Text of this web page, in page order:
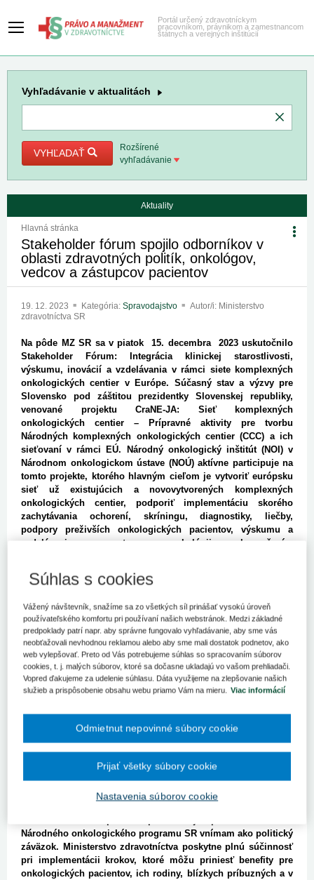
Portál určený zdravotníckym
pracovníkom, právnikom a zamestnancom
štátnych a verejných inštitúcií
Vyhľadávanie v aktualitách
VYHĽADAŤ
Rozšírené
vyhľadávanie
Aktuality
Hlavná stránka
Stakeholder fórum spojilo odborníkov v
oblasti zdravotných politík, onkológov,
vedcov a zástupcov pacientov
19. 12. 2023 Kategória: Spravodajstvo
Autor/i: Ministerstvo
zdravotníctva SR
Na pôde MZ SR sa v piatok 15. decembra 2023 uskutočnilo
Stakeholder Fórum: Integrácia klinickej starostlivosti,
výskumu, inovácií a vzdelávania v rámci siete komplexných
onkologických centier v Európe. Súčasný stav a výzvy pre
Slovensko pod záštitou prezidentky Slovenskej republiky,
venované projektu CraNE-JA: Sieť komplexných
onkologických centier – Prípravné aktivity pre tvorbu
Národných komplexných onkologických centier (CCC) a ich
sieťovaní v rámci EÚ. Národný onkologický inštitút (NOI) v
Národnom onkologickom ústave (NOÚ) aktívne participuje na
tomto projekte, ktorého hlavným cieľom je vytvoriť európsku
sieť už existujúcich a novovytvorených komplexných
onkologických centier, podporiť implementáciu skorého
zachytávania ochorení, skríningu, diagnostiky, liečby,
podpory preživších onkologických pacientov, výskumu a
vzdelávania pre zamestnancov v onkológii so zabezpečením
nevyhnutné predpoklady týkajúce sa administratívy a
profesionálneho zabezpečenia, aby sa zjednodušilo zavedenie
Počas Stakeholder Fóra sa prítomným prostredníctvom video
príhovoru prihovorila prezidentka SR Zuzana Čaputová, ako aj a
zástupca vedúceho oddelenia pre onkologické ochorenia a zdravie
v Európskej komisii, DG Santé - Mathhias Schuppe. Priamo v
konferenčnej sále prítomných privítali a pozdravili ministerka
zdravotníctva Zuzana Dolinková a vedecký koordinátor projektu
Ministerka zdravotníctva Zuzana Dolinková vo svojom príhovore
uviedla, že prepájanie Slovenska s odborníkmi z popredných
organizácií a inštitúcií v Európe je veľmi dôležité:„Vytvorenie
komplexného onkologického centra na Slovensku a jeho
zapojenie do európskej siete onkologických centier umožní
napredovať v onkologickej starostlivosti, ktorá bude
Národného onkologického programu SR vnímam ako politický
záväzok. Ministerstvo zdravotníctva poskytne plnú súčinnosť
pri implementácii krokov, ktoré môžu priniesť benefity pre
onkologických pacientov, ich rodiny, blízkych príbuzných a v
Súhlas s cookies
Vážený návštevník, snažíme sa zo všetkých síl prinášať vysokú úroveň
používateľského komfortu pri používaní našich webstránok. Medzi základné
predpoklady patrí napr. aby správne fungovalo vyhľadávanie, aby sme vás
neobťažovali nevhodnou reklamou alebo aby sme mali dostatok podnetov, ako
web vylepšovať. Preto od Vás potrebujeme súhlas so spracovaním súborov
cookies, t. j. malých súborov, ktoré sa dočasne ukladajú vo vašom prehliadači.
Vopred ďakujeme za udelenie súhlasu. Dáta využijeme na zlepšovanie našich
služieb a prispôsobenie obsahu webu priamo Vám na mieru.
Viac informácií
Nastavenia súborov cookie
Odmietnut nepovinné súbory cookie
Prijať všetky súbory cookie